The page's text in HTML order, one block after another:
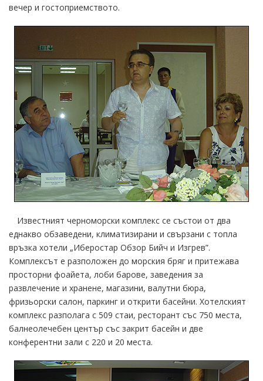
вечер и гостоприемството.
Известният черноморски комплекс се състои от два
еднакво обзаведени, климатизирани и свързани с топла
връзка хотели „Иберостар Обзор Бийч и Изгрев”.
Комплексът е разположен до морския бряг и притежава
просторни фоайета, лоби барове, заведения за
развлечение и хранене, магазини, валутни бюра,
фризьорски салон, паркинг и открити басейни. Хотелският
комплекс разполага с 509 стаи, ресторант със 750 места,
балнеолечебен център със закрит басейн и две
конферентни зали с 220 и 20 места.